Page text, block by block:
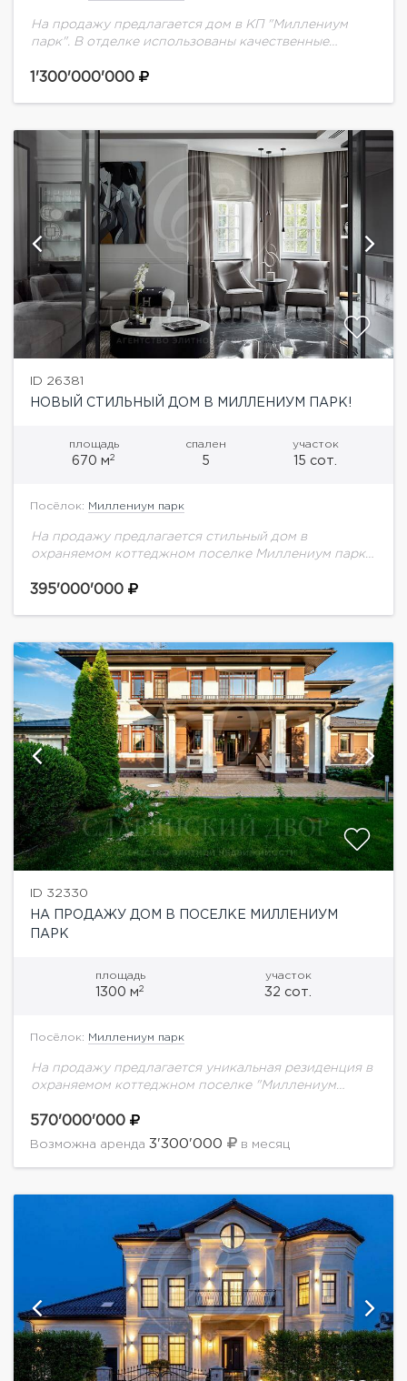
На продажу предлагается дом в КП "Миллениум
парк". В отделке использованы качественные
Панорамное остекление Alutech. Сантехника
1'300'000'000
ID 26381
НОВЫЙ СТИЛЬНЫЙ ДОМ В МИЛЛЕНИУМ ПАРК!
площадь
670 м2
спален
5
участок
15 сот.
Посёлок: Миллениум парк
На продажу предлагается стильный дом в
охраняемом коттеджном поселке Миллениум парк
столовая, холл, TV-зона, прихожая, гардероб, с/у,
395'000'000
ID 32330
НА ПРОДАЖУ ДОМ В ПОСЕЛКЕ МИЛЛЕНИУМ
ПАРК
площадь
1300 м2
участок
32 сот.
Посёлок: Миллениум парк
На продажу предлагается уникальная резиденция в
охраняемом коттеджном поселке "Миллениум
гардеробная. с/у, кухня (основная кухня + столовая
+ закрытая веранда и открытая...
570'000'000
Возможна аренда 3'300'000 в месяц